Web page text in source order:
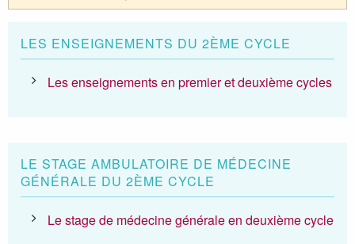
LES ENSEIGNEMENTS DU 2ÈME CYCLE
Les enseignements en premier et deuxième cycles
LE STAGE AMBULATOIRE DE MÉDECINE
GÉNÉRALE DU 2ÈME CYCLE
Le stage de médecine générale en deuxième cycle